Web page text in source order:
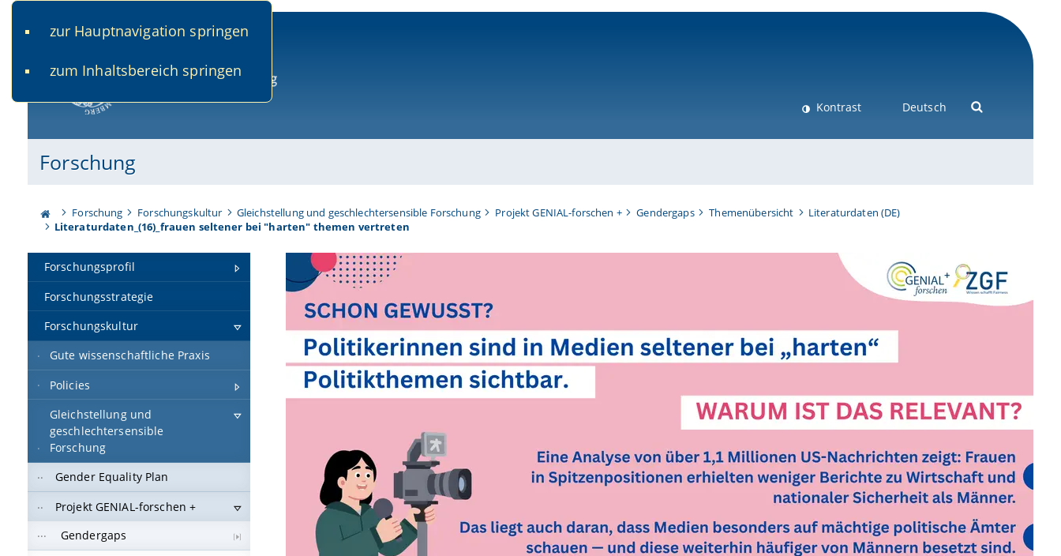
zur Hauptnavigation springen
zum Inhaltsbereich springen
Kontrast Deutsch
Forschung
Forschung Forschungskultur Gleichstellung und geschlechtersensible Forschung Projekt GENIAL-forschen + Gendergaps Themenübersicht
Literaturdaten (DE)
Literaturdaten_(16)_frauen seltener bei "harten" themen vertreten
Forschungsprofil
Forschungsstrategie
Forschungskultur
Gute wissenschaftliche Praxis
Policies
Gleichstellung und
geschlechtersensible
Forschung
Gender Equality Plan
Projekt GENIAL-forschen +
Gendergaps